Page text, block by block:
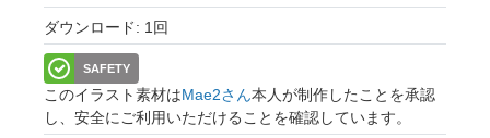
ダウンロード: 1回
SAFETY
このイラスト素材はMae2さん本人が制作したことを承認
し、安全にご利用いただけることを確認しています。